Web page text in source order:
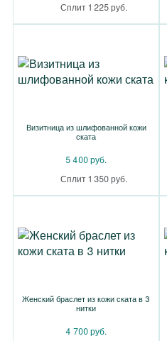
Сплит 1 225 руб.
Визитница из шлифованной кожи
ската
5 400 руб.
Сплит 1 350 руб.
Женский браслет из кожи ската в 3
нитки
4 700 руб.